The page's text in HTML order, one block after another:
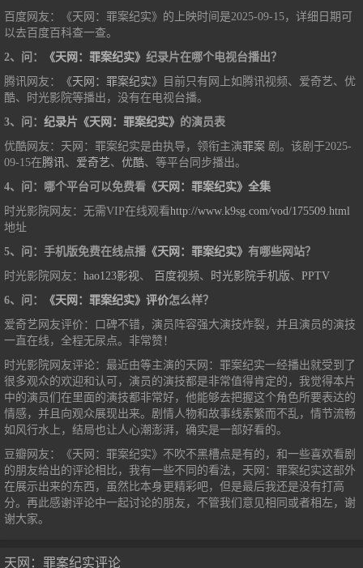
百度网友：《天网：罪案纪实》的上映时间是2025-09-15，详细日期可
以去百度百科查一查。
2、问：
《天网：罪案纪实》 纪录片在哪个电视台播出？
腾讯网友：
《天网：罪案纪实》
目前只有网上如腾讯视频、爱奇艺、优
酷、时光影院等播出，没有在电视台播。
3、问： 纪录片《天网：罪案纪实》 的演员表
优酷网友：天网：罪案纪实是由执导，领衔主演罪案 剧。该剧于2025-
09-15在腾讯、 爱奇艺、 优酷、等平台同步播出。
4、问：哪个平台可以免费看 《天网：罪案纪实》全集
时光影院网友：无需VIP在线观看http://www.k9sg.com/vod/175509.html
地址
5、问：手机版免费在线点播 《天网：罪案纪实》 有哪些网站？
时光影院网友： hao123影视、 百度视频、 时光影院手机版、 PPTV
6、问：
《天网：罪案纪实》评价怎么样？
爱奇艺网友评价：口碑不错，演员阵容强大演技炸裂，并且演员的演技
一直在线，全程无尿点。非常赞！
时光影院网友评论：最近由等主演的天网：罪案纪实一经播出就受到了
很多观众的欢迎和认可，演员的演技都是非常值得肯定的，我觉得本片
中的演员们在里面的演技都非常好，他能够去把握这个角色所要表达的
情感，并且向观众展现出来。剧情人物和故事线索繁而不乱，情节流畅
如风行水上，结局也让人心潮澎湃，确实是一部好看的。
豆瓣网友：《天网：罪案纪实》不吹不黑槽点是有的，和一些喜欢看剧
的朋友给出的评论相比，我有一些不同的看法，天网：罪案纪实这部外
在展示出来的东西，虽然比本身更精彩吧，但是最后我还是没有打高
分。再此感谢评论中一起讨论的朋友，不管我们意见相同或者相左，谢
谢大家。
天网：罪案纪实评论